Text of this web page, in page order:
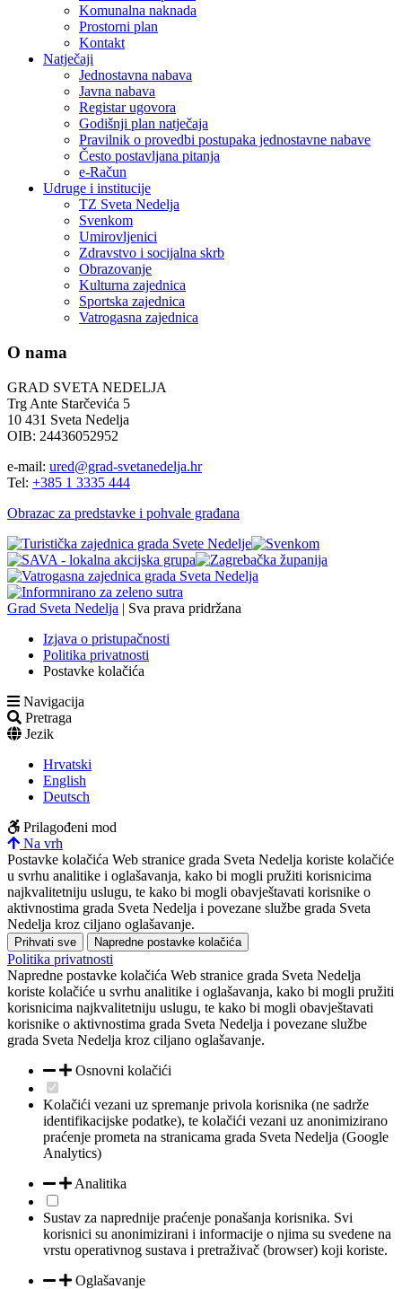
Komunalna naknada
Prostorni plan
Kontakt
Natječaji
Jednostavna nabava
Javna nabava
Registar ugovora
Godišnji plan natječaja
Pravilnik o provedbi postupaka jednostavne nabave
Često postavljana pitanja
e-Račun
Udruge i institucije
TZ Sveta Nedelja
Svenkom
Umirovljenici
Zdravstvo i socijalna skrb
Obrazovanje
Kulturna zajednica
Sportska zajednica
Vatrogasna zajednica
O nama
GRAD SVETA NEDELJA
Trg Ante Starčevića 5
10 431 Sveta Nedelja
OIB: 24436052952
e-mail: ured@grad-svetanedelja.hr
Tel: +385 1 3335 444
Obrazac za predstavke i pohvale građana
Grad Sveta Nedelja | Sva prava pridržana
Izjava o pristupačnosti
Politika privatnosti
Postavke kolačića
Navigacija
Pretraga
Jezik
Hrvatski
English
Deutsch
Prilagođeni mod
Na vrh
Postavke kolačića Web stranice grada Sveta Nedelja koriste kolačiće
u svrhu analitike i oglašavanja, kako bi mogli pružiti korisnicima
najkvalitetniju uslugu, te kako bi mogli obavještavati korisnike o
aktivnostima grada Sveta Nedelja i povezane službe grada Sveta
Nedelja kroz ciljano oglašavanje.
Prihvati sve Napredne postavke kolačića
Politika privatnosti
Napredne postavke kolačića Web stranice grada Sveta Nedelja
koriste kolačiće u svrhu analitike i oglašavanja, kako bi mogli pružiti
korisnicima najkvalitetniju uslugu, te kako bi mogli obavještavati
korisnike o aktivnostima grada Sveta Nedelja i povezane službe
grada Sveta Nedelja kroz ciljano oglašavanje.
Osnovni kolačići
Kolačići vezani uz spremanje privola korisnika (ne sadrže
identifikacijske podatke), te kolačići vezani uz anonimizirano
praćenje prometa na stranicama grada Sveta Nedelja (Google
Analytics)
Analitika
Sustav za naprednije praćenje ponašanja korisnika. Svi
korisnici su anonimizirani i informacije o njima su svedene na
vrstu operativnog sustava i pretraživač (browser) koji koriste.
Oglašavanje